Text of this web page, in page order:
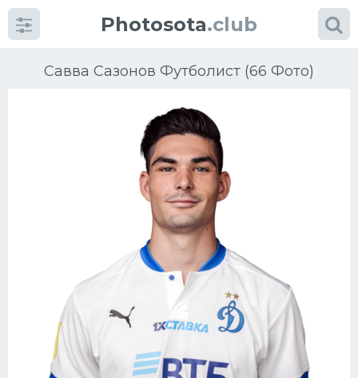
Photosota.club
Савва Сазонов Футболист (66 Фото)
Фото
Баскетбол
Хоккей
Велогонки